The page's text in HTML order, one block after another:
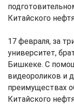
Китайского
17 февраля, за
университет,
Бишкеке. С
видеороликов и
преимуществах
Китайского